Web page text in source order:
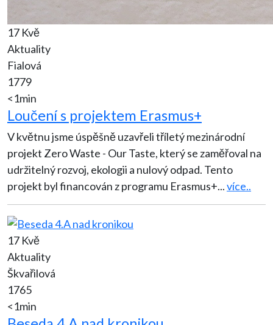
17 Kvě
Aktuality
Fialová
1779
<1min
Loučení s projektem Erasmus+
V květnu jsme úspěšně uzavřeli tříletý mezinárodní
projekt Zero Waste - Our Taste, který se zaměřoval na
udržitelný rozvoj, ekologii a nulový odpad. Tento
projekt byl financován z programu Erasmus+...více..
17 Kvě
Aktuality
Škvařilová
1765
<1min